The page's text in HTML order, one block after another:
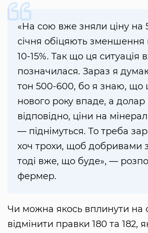
«На сою вже зняли ціну на
січня обіцяють зменшення
10-15%. Так що ця ситуація
позначилася. Зараз я
тон 500-600, бо я знаю, що
нового року впаде, а долар
відповідно, ціни на
— піднімуться. То треба
хоч трохи, щоб добривами
тоді вже, що буде», —
фермер.
Чи можна якось вплинути на
відмінити правки 180 та 182,